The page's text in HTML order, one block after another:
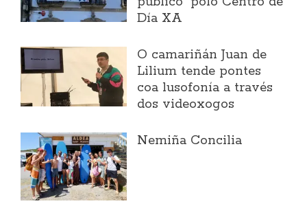
Día XA
O camariñán Juan de
Lilium tende pontes
coa lusofonía a través
dos videoxogos
Nemiña Concilia